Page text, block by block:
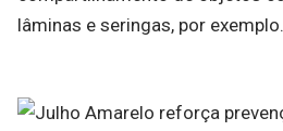
lâminas e seringas, por exemplo.